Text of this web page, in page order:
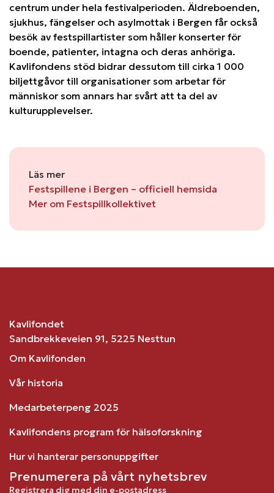
centrum under hela festivalperioden. Äldreboenden,
sjukhus, fängelser och asylmottak i Bergen får också
besök av festspillartister som håller konserter för
boende, patienter, intagna och deras anhöriga.
Kavlifondens stöd bidrar dessutom till cirka 1 000
biljettgåvor till organisationer som arbetar för
människor som annars har svårt att ta del av
kulturupplevelser.
Läs mer
Festspillene i Bergen – officiell hemsida
Mer om Festspillkollektivet
Kavlifondet
Sandbrekkeveien 91, 5225 Nesttun
Om Kavlifonden
Vår historia
Medarbeterpeng 2025
Kavlifondens program för hälsoforskning
Hur vi hanterar personuppgifter
Prenumerera på vårt nyhetsbrev
Registrera dig med din e-postadress